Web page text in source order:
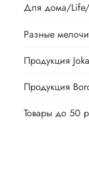
Для дома/Life/
Разные мелочи
Продукция
Продукция
Товары до 50